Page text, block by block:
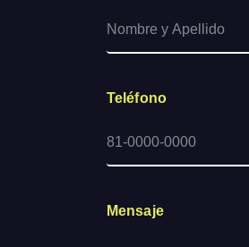
Teléfono
Mensaje